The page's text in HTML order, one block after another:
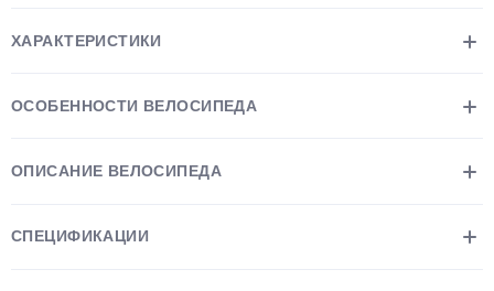
ХАРАКТЕРИСТИКИ
ОСОБЕННОСТИ ВЕЛОСИПЕДА
ОПИСАНИЕ ВЕЛОСИПЕДА
СПЕЦИФИКАЦИИ